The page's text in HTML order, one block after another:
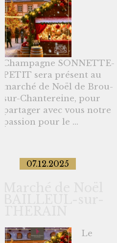
Champagne SONNETTE-
PETIT sera présent au
marché de Noël de Brou-
sur-Chantereine, pour
partager avec vous notre
passion pour le ...
07.12.2025
Le